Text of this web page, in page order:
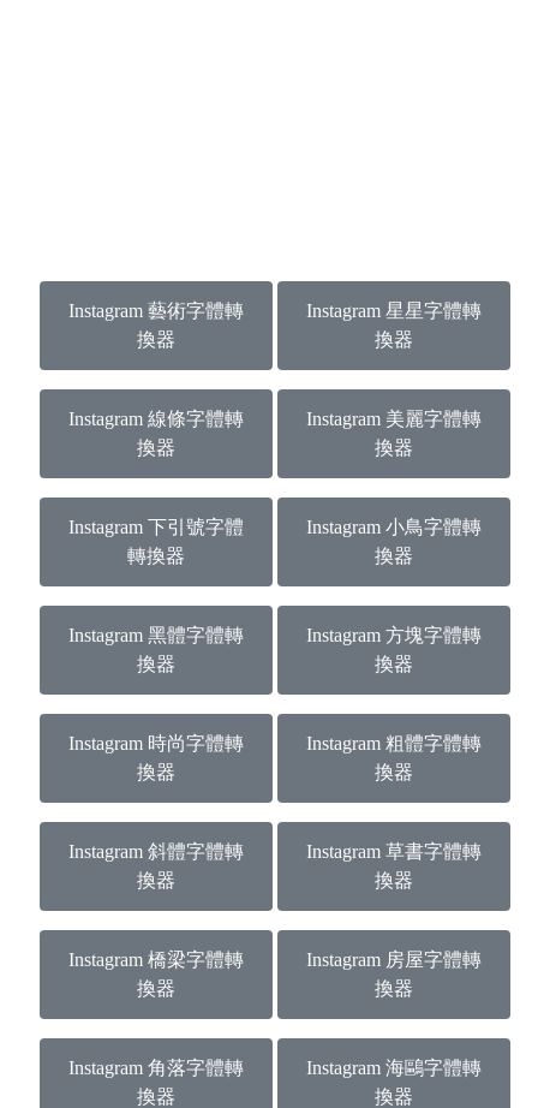
Instagram 藝術字體轉
換器
Instagram 星星字體轉
換器
Instagram 線條字體轉
換器
Instagram 美麗字體轉
換器
Instagram 下引號字體
轉換器
Instagram 小鳥字體轉
換器
Instagram 黑體字體轉
換器
Instagram 方塊字體轉
換器
Instagram 時尚字體轉
換器
Instagram 粗體字體轉
換器
Instagram 斜體字體轉
換器
Instagram 草書字體轉
換器
Instagram 橋梁字體轉
換器
Instagram 房屋字體轉
換器
Instagram 角落字體轉
換器
Instagram 海鷗字體轉
換器